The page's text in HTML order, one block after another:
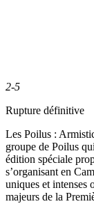
2-5
Rupture définitive
Les Poilus :
groupe de Poilus
édition spéciale
s’organisant en
uniques et intenses
majeurs de la